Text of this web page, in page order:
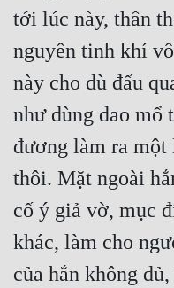
tới lúc này, thân
nguyên tinh khí
này cho dù đấu
như dùng dao mổ
đương làm ra
thôi. Mặt ngoài
cố ý giả vờ, mục
khác, làm cho
của hắn không